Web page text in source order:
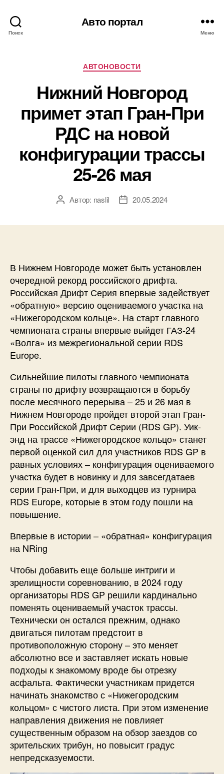
Поиск
Авто портал
Меню
Рубрики
АВТОНОВОСТИ
Нижний Новгород
примет этап Гран-При
РДС на новой
конфигурации трассы
25-26 мая
АвторАвтор: naslil
Дата20.05.2024
В Нижнем Новгороде может быть установлен
очередной рекорд российского дрифта.
Российская Дрифт Серия впервые задействует
«обратную» версию оцениваемого участка на
«Нижегородском кольце». На старт главного
чемпионата страны впервые выйдет ГАЗ-24
«Волга» из межрегиональной серии RDS
Europe.
Сильнейшие пилоты главного чемпионата
страны по дрифту возвращаются в борьбу
после месячного перерыва – 25 и 26 мая в
Нижнем Новгороде пройдет второй этап Гран-
При Российской Дрифт Серии (RDS GP). Уик-
энд на трассе «Нижегородское кольцо» станет
первой оценкой сил для участников RDS GP в
равных условиях – конфигурация оцениваемого
участка будет в новинку и для завсегдатаев
серии Гран-При, и для выходцев из турнира
RDS Europe, которые в этом году пошли на
повышение.
Впервые в истории – «обратная» конфигурация
на NRing
Чтобы добавить еще больше интриги и
зрелищности соревнованию, в 2024 году
организаторы RDS GP решили кардинально
поменять оцениваемый участок трассы.
Технически он остался прежним, однако
двигаться пилотам предстоит в
противоположную сторону – это меняет
абсолютно все и заставляет искать новые
подходы к знакомому вроде бы отрезку
асфальта. Фактически участникам придется
начинать знакомство с «Нижегородским
кольцом» с чистого листа. При этом изменение
направления движения не повлияет
существенным образом на обзор заездов со
зрительских трибун, но повысит градус
непредсказуемости.